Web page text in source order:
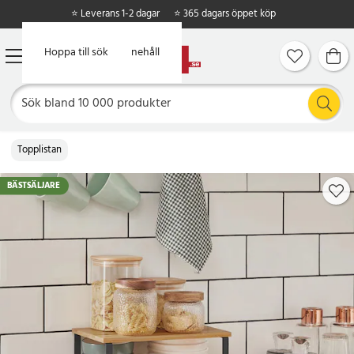
Hoppa till huvudinnehåll
Hoppa till sök
⭐ Leverans 1-2 dagar ⭐ 365 dagars öppet köp
Topplistan
BÄSTSÄLJARE